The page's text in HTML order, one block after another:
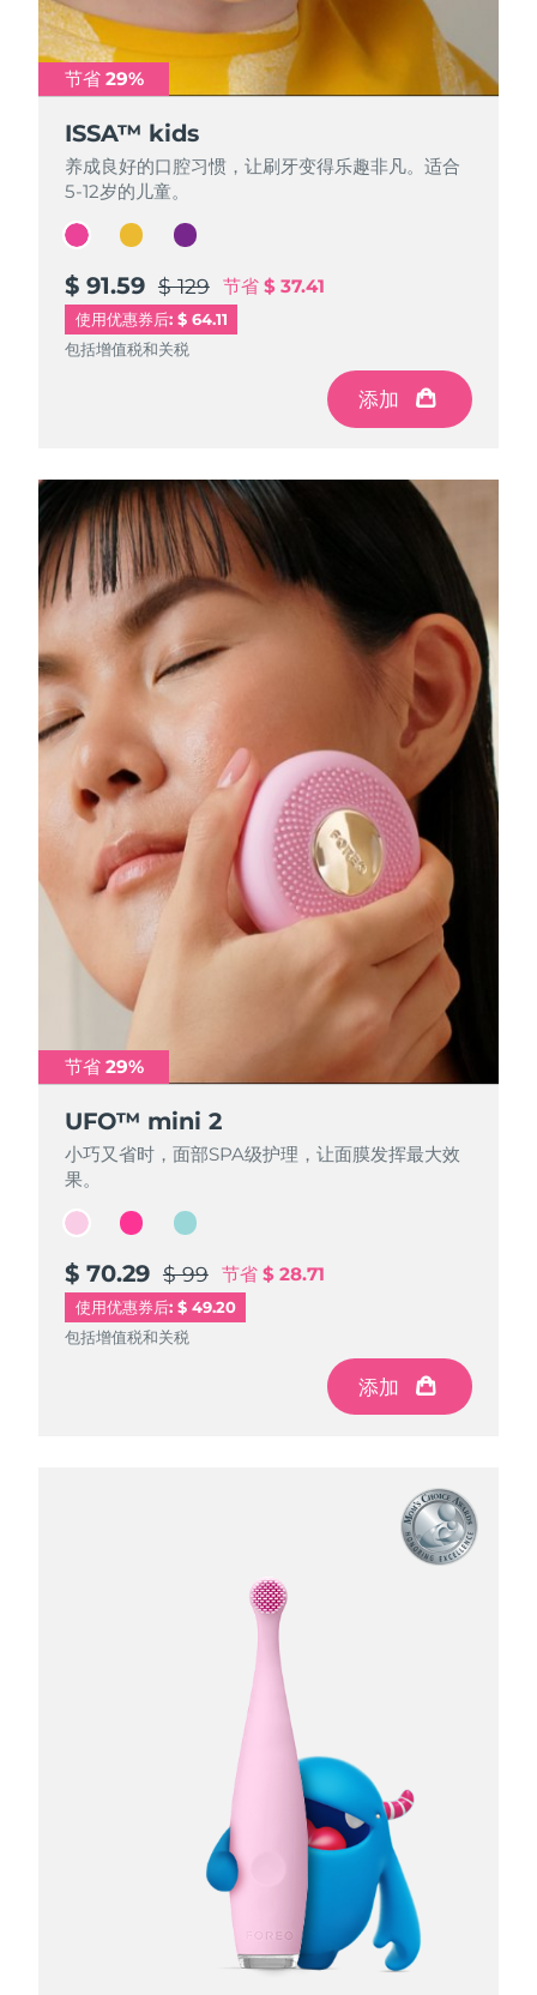
节省 29%
ISSA™ kids
养成良好的口腔习惯，让刷牙变得乐趣非凡。适合
5-12岁的儿童。
$ 91.59 $ 129 节省 $ 37.41
使用优惠券后: $ 64.11
包括增值税和关税
添加
节省 29%
ISSA™ kids
养成良好的口腔习惯，让刷牙变得乐趣非凡。适合
5-12岁的儿童。
$ 91.59 $ 129 节省 $ 37.41
包括增值税和关税
添加
节省 29%
ISSA™ kids
养成良好的口腔习惯，让刷牙变得乐趣非凡。适合
5-12岁的儿童。
$ 91.59 $ 129 节省 $ 37.41
包括增值税和关税
添加
节省 29%
UFO™ mini 2
小巧又省时，面部SPA级护理，让面膜发挥最大效
果。
$ 70.29 $ 99 节省 $ 28.71
使用优惠券后: $ 49.20
包括增值税和关税
添加
节省 29%
UFO™ mini 2
小巧又省时，面部SPA级护理，让面膜发挥最大效
果。
$ 70.29 $ 99 节省 $ 28.71
包括增值税和关税
添加
节省 29%
UFO™ mini 2
小巧又省时，面部SPA级护理，让面膜发挥最大效
果。
$ 70.29 $ 99 节省 $ 28.71
包括增值税和关税
添加